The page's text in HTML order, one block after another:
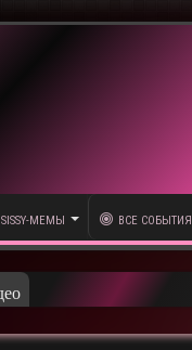
SISSY-МЕМЫ ВСЕ СОБЫТИЯ